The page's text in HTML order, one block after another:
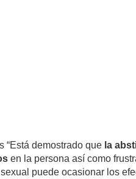
“Está demostrado que la
en la persona así como
puede ocasionar los